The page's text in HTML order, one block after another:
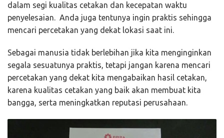
dalam segi kualitas cetakan dan kecepatan waktu
penyelesaian. Anda juga tentunya ingin praktis sehingga
mencari percetakan yang dekat lokasi saat ini.
Sebagai manusia tidak berlebihan jika kita menginginkan
segala sesuatunya praktis, tetapi jangan karena mencari
percetakan yang dekat kita mengabaikan hasil cetakan,
karena kualitas cetakan yang baik akan membuat kita
bangga, serta meningkatkan reputasi perusahaan.